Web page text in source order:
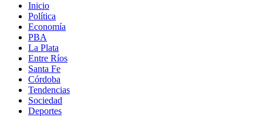
Inicio
Política
Economía
PBA
La Plata
Entre Ríos
Santa Fe
Córdoba
Tendencias
Sociedad
Deportes